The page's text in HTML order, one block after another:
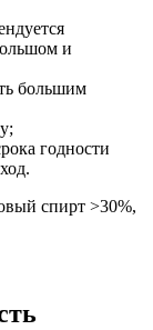
и
большим
годности
спирт >30%,